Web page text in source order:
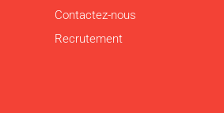
Contactez-nous
Recrutement